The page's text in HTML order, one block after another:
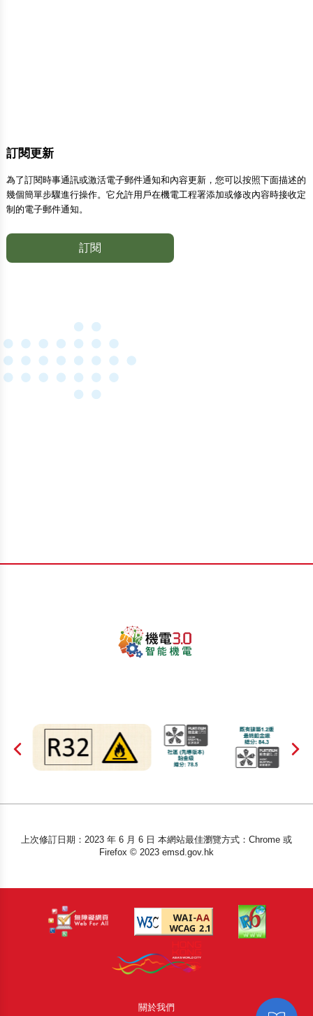
訂閱更新
為了訂閱時事通訊或激活電子郵件通知和內容更新，您可以按照下面描述的
幾個簡單步驟進行操作。它允許用戶在機電工程署添加或修改內容時接收定
制的電子郵件通知。
訂閱
上次修訂日期：2023 年 6 月 6 日 本網站最佳瀏覽方式：Chrome 或
Firefox © 2023 emsd.gov.hk
關於我們